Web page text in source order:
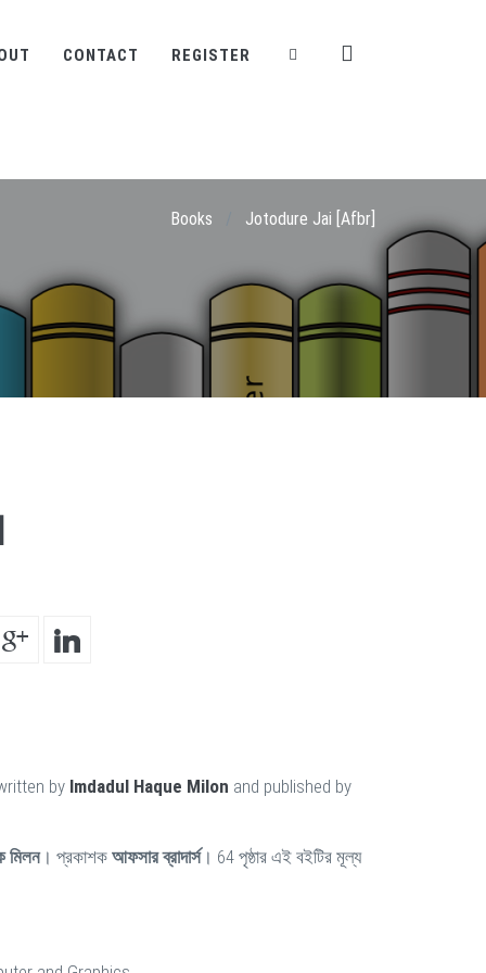
CONTACT REGISTER
Books Jotodure Jai [Afbr]
by Imdadul Haque Milon and published by
মিলন। প্রকাশক আফসার ব্রাদার্স। 64 পৃষ্ঠার এই বইটির মূল্য